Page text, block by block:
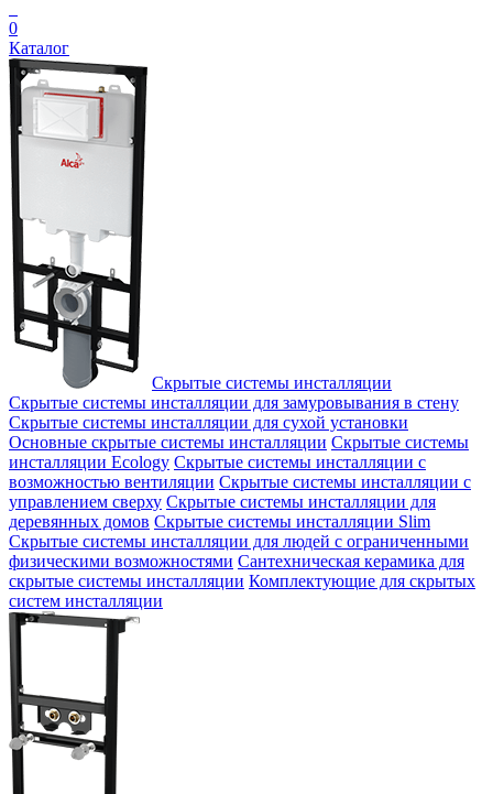
0
Каталог
Скрытые системы инсталляции
Скрытые системы инсталляции для замуровывания в стену
Скрытые системы инсталляции для сухой установки
Основные скрытые системы инсталляции Скрытые системы
инсталляции Ecology Скрытые системы инсталляции с
возможностью вентиляции Скрытые системы инсталляции с
управлением сверху Скрытые системы инсталляции для
деревянных домов Скрытые системы инсталляции Slim
Скрытые системы инсталляции для людей с ограниченными
физическими возможностями Сантехническая керамика для
скрытые системы инсталляции Комплектующие для скрытых
систем инсталляции